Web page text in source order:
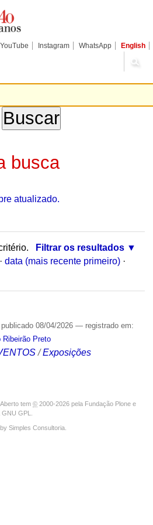
YouTube Instagram WhatsApp English
busca
atualizado.
Filtrar os resultados
· data (mais recente primeiro) ·
publicado08/04/2026 — registrado em:
Ribeirão Preto
/Exposições
tem © 2000-2026 pela Fundação Plone e
GPL
Simples Consultoria